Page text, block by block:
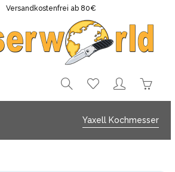
Versandkostenfrei ab 80€
Gratisversand sichern!
Yaxell Kochmesser